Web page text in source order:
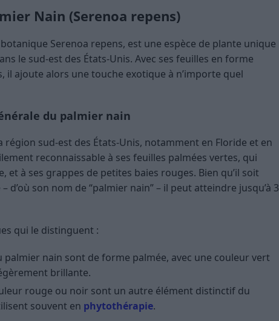
Nain (Serenoa repens)
Serenoa repens, est une espèce de plante unique
le sud-est des États-Unis. Avec ses feuilles en forme
il ajoute alors une touche exotique à n’importe quel
du palmier nain
région sud-est des États-Unis, notamment en Floride et en
reconnaissable à ses feuilles palmées vertes, qui
à ses grappes de petites baies rouges. Bien qu’il soit
d’où son nom de “palmier nain” – il peut atteindre jusqu’à 3
qui le distinguent :
palmier nain sont de forme palmée, avec une couleur vert
brillante.
rouge ou noir sont un autre élément distinctif du
souvent en phytothérapie.